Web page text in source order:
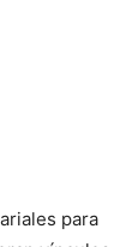
para